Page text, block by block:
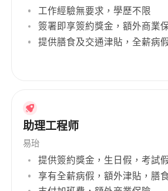
工作經驗無要求，學歷不限
簽署即享簽約獎金，額外商業
提供膳食及交通津貼，全薪病
助理工程师
易珆
提供簽約獎金，生日假，考試
享有全薪病假，額外津貼，膳